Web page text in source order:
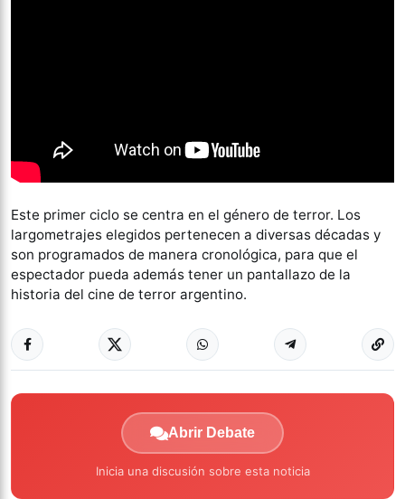
Este primer ciclo se centra en el género de terror. Los
largometrajes elegidos pertenecen a diversas décadas y
son programados de manera cronológica, para que el
espectador pueda además tener un pantallazo de la
historia del cine de terror argentino.
Abrir Debate
Inicia una discusión sobre esta noticia